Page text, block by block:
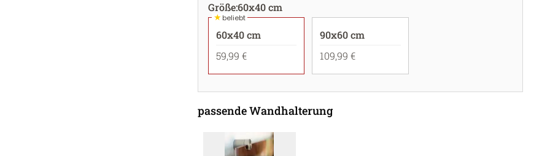
Größe:60x40 cm
★beliebt
60x40 cm
59,99 €
90x60 cm
109,99 €
passende Wandhalterung